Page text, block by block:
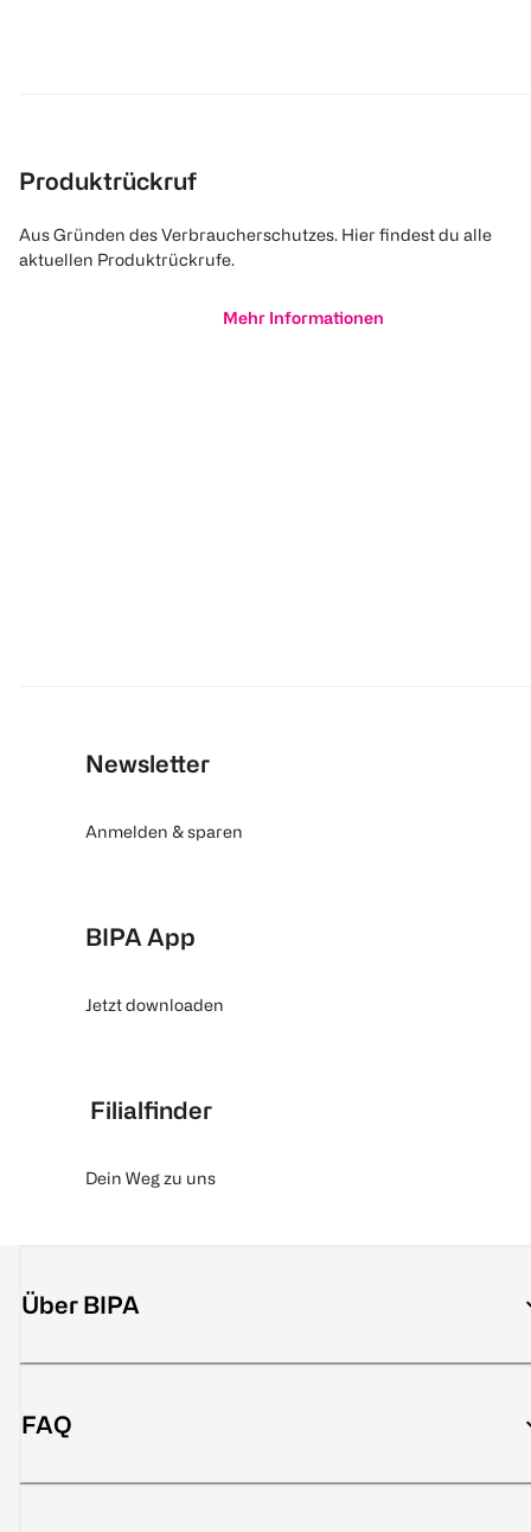
Produktrückruf
Aus Gründen des Verbraucherschutzes. Hier findest du alle
aktuellen Produktrückrufe.
Mehr Informationen
Newsletter
Anmelden & sparen
BIPA App
Jetzt downloaden
Filialfinder
Dein Weg zu uns
Über BIPA
FAQ